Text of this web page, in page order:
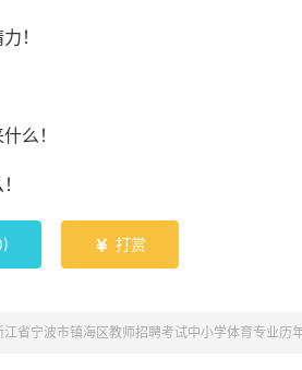
！
么！
！
)  打赏
江省宁波市镇海区教师招聘考试中小学体育专业历